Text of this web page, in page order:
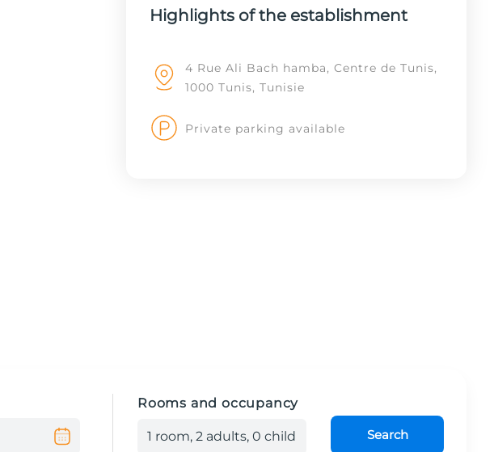
Highlights of the establishment
4 Rue Ali Bach hamba, Centre de Tunis,
1000 Tunis, Tunisie
Private parking available
Rooms and occupancy
1 room, 2 adults, 0 child Search